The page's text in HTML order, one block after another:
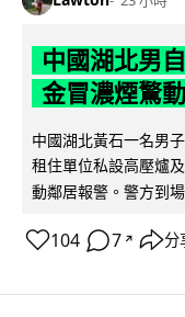
中國湖北男
金冒濃煙驚
中國湖北黃石一名男
租住單位私設高壓爐
動鄰居報警。警方到
104 7 ↗ 分